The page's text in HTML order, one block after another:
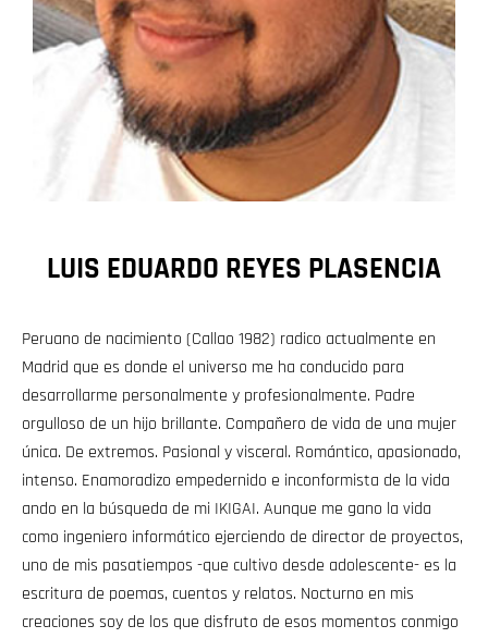
LUIS EDUARDO REYES PLASENCIA
Peruano de nacimiento (Callao 1982) radico actualmente en
Madrid que es donde el universo me ha conducido para
desarrollarme personalmente y profesionalmente. Padre
orgulloso de un hijo brillante. Compañero de vida de una mujer
única. De extremos. Pasional y visceral. Romántico, apasionado,
intenso. Enamoradizo empedernido e inconformista de la vida
ando en la búsqueda de mi IKIGAI. Aunque me gano la vida
como ingeniero informático ejerciendo de director de proyectos,
uno de mis pasatiempos -que cultivo desde adolescente- es la
escritura de poemas, cuentos y relatos. Nocturno en mis
creaciones soy de los que disfruto de esos momentos conmigo